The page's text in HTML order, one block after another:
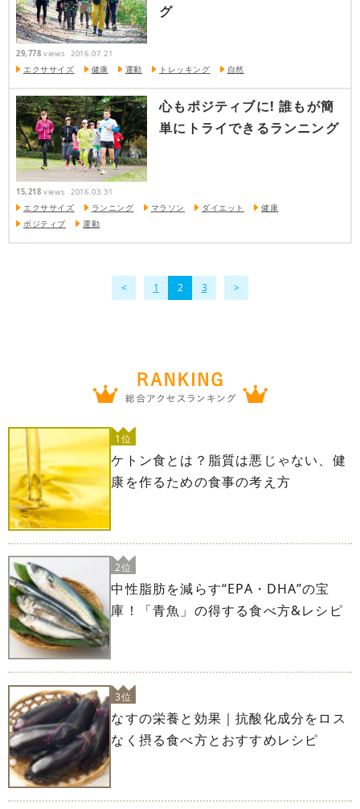
グ
29,778 views 2016.07.21
エクササイズ 健康 運動 トレッキング 自然
心もポジティブに! 誰もが簡
単にトライできるランニング
15,218 views 2016.03.31
エクササイズ ランニング マラソン ダイエット
健康
ポジティブ
運動
1 2 3
1位
ケトン食とは？脂質は悪じゃない、健
康を作るための食事の考え方
2位
中性脂肪を減らす“EPA・DHA”の宝
庫！「青魚」の得する食べ方&レシピ
3位
なすの栄養と効果｜抗酸化成分をロス
なく摂る食べ方とおすすめレシピ